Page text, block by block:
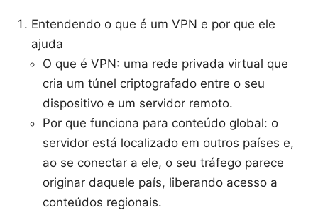
Entendendo o que é um VPN e por que ele
ajuda
O que é VPN: uma rede privada virtual que
cria um túnel criptografado entre o seu
dispositivo e um servidor remoto.
Por que funciona para conteúdo global: o
servidor está localizado em outros países e,
ao se conectar a ele, o seu tráfego parece
originar daquele país, liberando acesso a
conteúdos regionais.